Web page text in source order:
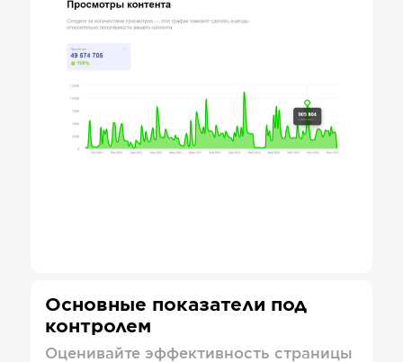
Основные показатели под
контролем
Оценивайте эффективность страницы